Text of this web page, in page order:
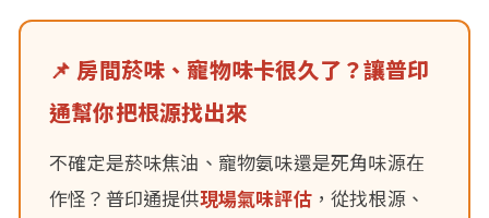
📌 房間菸味、寵物味卡很久了？讓普印
通幫你把根源找出來
不確定是菸味焦油、寵物氨味還是死角味源在
作怪？普印通提供現場氣味評估，從找根源、